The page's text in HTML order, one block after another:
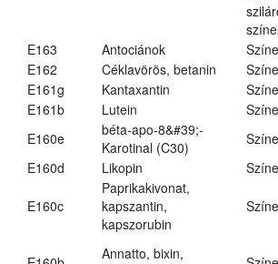
E163
Antociánok
E162
Céklavörös, betanin
E161g
Kantaxantin
E161b
Lutein
E160e
béta-apo-8&#39;-
Karotinal (C30)
E160d
Likopin
E160c
Paprikakivonat,
kapszantin,
kapszorubin
Annatto, bixin,